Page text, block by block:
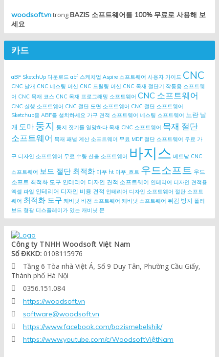
woodsoft.vntrongBAZIS 소프트웨어를 100% 무료로 사용해 보
세요
카드
aBF SketchUp 다운로드 abf 스케치업 Aspire 소프트웨어 사용자 가이드 CNC
CNC 날개 CNC 네스팅 머신 CNC 드릴링 머신 CNC 목재 절단기 작동용 소프트웨
어 CNC 목재 코스 CNC 목재 프로그래밍 소프트웨어 CNC 소프트웨어
CNC 실행 소프트웨어 CNC 절단 도면 소프트웨어 CNC 절단 소프트웨어
Sketchup용 ABF를 설치하세요 가구 견적 소프트웨어 네스팅 소프트웨어 노란 날
개 도마 둥지 둥지 짓기를 열망하다 목재 CNC 소프트웨어 목재 절단
소프트웨어 목재 패널 계산 소프트웨어 무료 MDF 절단 소프트웨어 무료 가
구 디자인 소프트웨어 무료 수량 산출 소프트웨어 바지스 베트남 CNC
소프트웨어 보드 절단 최적화 아푸 ht 아푸_흐트 우드소프트 우드
소프트 최적화 도구 인테리어 디자인 견적 소프트웨어 인테리어 디자인 견적용
엑셀 파일 인테리어 디자인 비용 견적 인테리어 디자인 소프트웨어 절단 소프트
웨어 최적화 도구 캐비닛 비전 소프트웨어 캐비닛 소프트웨어 튀김 방지 폴리
보드 형광 디스플레이가 있는 캐비닛 문
Công ty TNHH Woodsoft Việt Nam
Số ĐKKD: 0108115976

Tầng 6 Tòa nhà Việt Á, Số 9 Duy Tân, Phường Cầu Giấy,
Thành phố Hà Nội
 0356.151.084
 https://woodsoft.vn
 software@woodsoft.vn
 https://www.facebook.com/bazismebelshik/
 https://www.youtube.com/c/WoodsoftViệtNam